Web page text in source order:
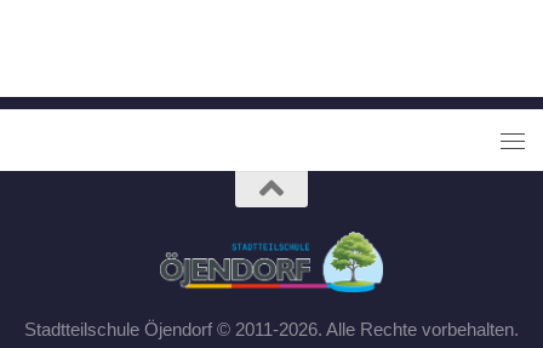
Stadtteilschule Öjendorf © 2011-2026. Alle Rechte vorbehalten.